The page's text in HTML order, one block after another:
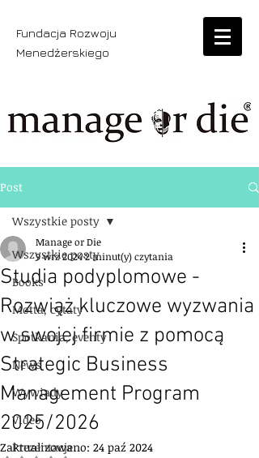
Fundacja Rozwoju
Menedżerskiego
Post
Wszystkie posty
Books
Motta, cytaty
Spotkania, eventy
News
Wywiady
Video
Prezentacje
Wszystkie posty
Studia podyplomowe -
Rozwiąż kluczowe wyzwania
w swojej firmie z pomocą
Strategic Business
Management Program
2025/2026
Manage or Die
9 wrz 20242 minut(y) czytania
Zaktualizowano: 24 paź 2024